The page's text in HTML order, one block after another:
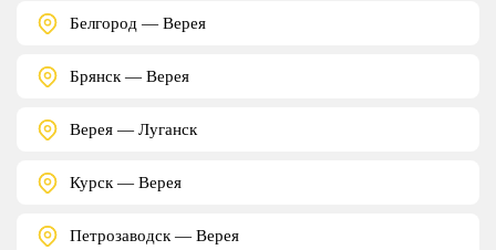
Белгород — Верея
Брянск — Верея
Верея — Луганск
Курск — Верея
Петрозаводск — Верея